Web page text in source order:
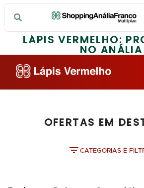
LÁPIS VERMELHO:
NO ANÁLIA
OFERTAS EM
CATEGORIAS E